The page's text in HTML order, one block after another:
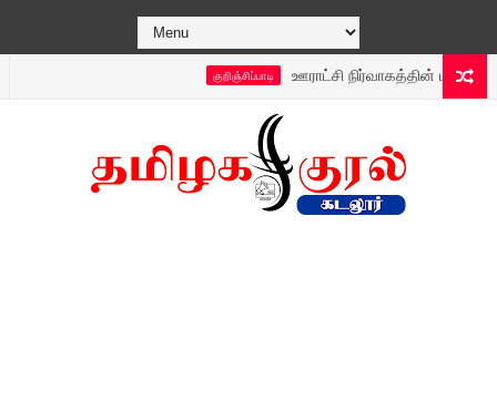
குறிஞ்சிப்பாடி ஊராட்சி நிர்வாகத்தின் புதிய